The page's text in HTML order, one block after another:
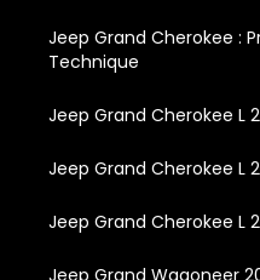
Jeep Grand Cherokee :
Technique
Jeep Grand Cherokee L
Jeep Grand Cherokee L
Jeep Grand Cherokee L